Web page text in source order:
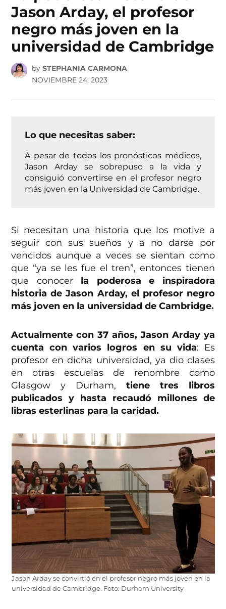
Jason Arday, el profesor
negro más joven en la
universidad de Cambridge
by STEPHANIA CARMONA
NOVIEMBRE 24, 2023
Lo que necesitas saber:
A pesar de todos los pronósticos médicos,
Jason Arday se sobrepuso a la vida y
consiguió convertirse en el profesor negro
más joven en la Universidad de Cambridge.
Si necesitan una historia que los motive a
seguir con sus sueños y a no darse por
vencidos aunque a veces se sientan como
que “ya se les fue el tren”, entonces tienen
que conocer la poderosa e inspiradora
historia de Jason Arday, el profesor negro
más joven en la universidad de Cambridge.
Actualmente con 37 años, Jason Arday ya
cuenta con varios logros en su vida: Es
profesor en dicha universidad, ya dio clases
en otras escuelas de renombre como
Glasgow y Durham, tiene tres libros
publicados y hasta recaudó millones de
libras esterlinas para la caridad.
Jason Arday se convirtió en el profesor negro más joven en la
universidad de Cambridge. Foto: Durham University